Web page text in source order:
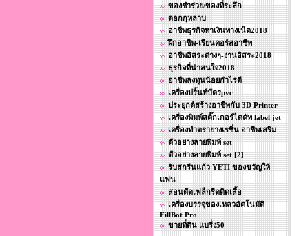
ของชำร่วย/ของที่ระลึก
ดอกกุหลาบ
อาชีพธุรกิจหาเงินทางเน็ต2018
ฝึกอาชีพ-เรียนคอร์สอาชีพ
อาชีพอิสระต่างๆ-งานอิสระ2018
ธุรกิจที่น่าสนใจ2018
อาชีพลงทุนน้อยกําไรดี
เครื่องปริ้นท์บัตรpvc
ประยุกต์สร้างอาชีพกับ 3D Printer
เครื่องพิมพ์สติ๊กเกอร์ไดคัท label jet
เครื่องทำตรายางเรซิ่น อาชีพเสริม
ตัวอย่างลายพิมพ์ set
ตัวอย่างลายพิมพ์ set [2]
รับสกรีนแก้ว YETI ของขวัญให้
แฟน
สอนตัดเฟล็กรีดติดเสื้อ
เครื่องบรรจุของเหลวอัตโนมัติ
FillBot Pro
ขายที่ดิน แบรื่ง50